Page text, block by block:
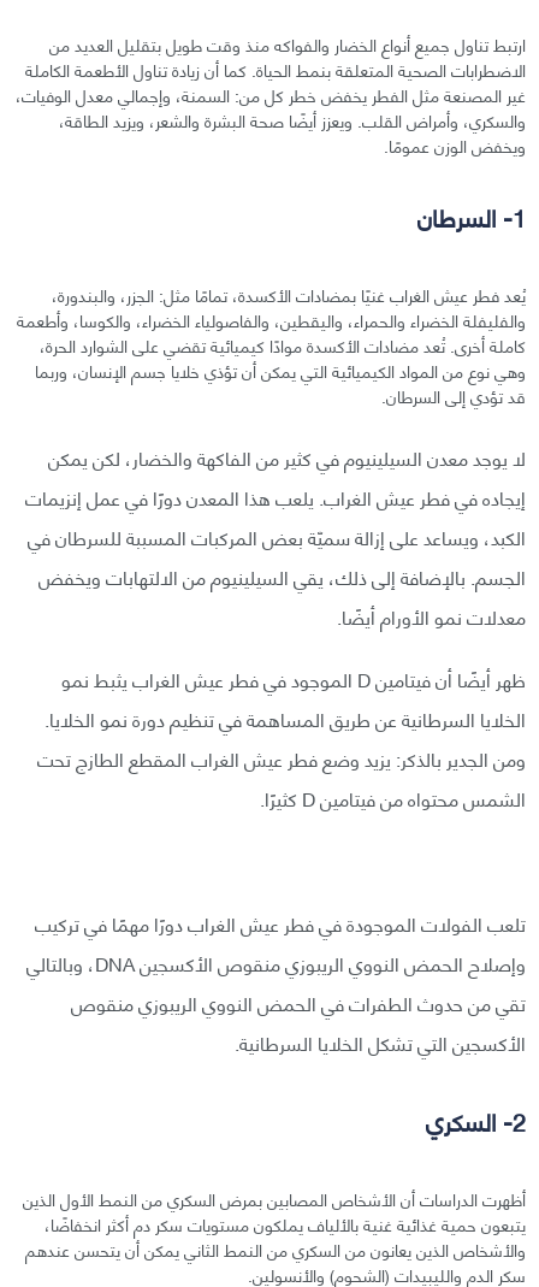
ارتبط تناول جميع أنواع الخضار والفواكه منذ وقت طويل بتقليل العديد من
الاضطرابات الصحية المتعلقة بنمط الحياة. كما أن زيادة تناول الأطعمة الكاملة
غير المصنعة مثل الفطر يخفض خطر كل من: السمنة، وإجمالي معدل الوفيات،
والسكري، وأمراض القلب. ويعزز أيضًا صحة البشرة والشعر، ويزيد الطاقة،
ويخفض الوزن عمومًا.
1- السرطان
يُعد فطر عيش الغراب غنيًا بمضادات الأكسدة، تمامًا مثل: الجزر، والبندورة،
والفليفلة الخضراء والحمراء، واليقطين، والفاصولياء الخضراء، والكوسا، وأطعمة
كاملة أخرى. تُعد مضادات الأكسدة موادًا كيميائية تقضي على الشوارد الحرة،
وهي نوع من المواد الكيميائية التي يمكن أن تؤذي خلايا جسم الإنسان، وربما
قد تؤدي إلى السرطان.
لا يوجد معدن السيلينيوم في كثير من الفاكهة والخضار، لكن يمكن
إيجاده في فطر عيش الغراب. يلعب هذا المعدن دورًا في عمل إنزيمات
الكبد، ويساعد على إزالة سميّة بعض المركبات المسببة للسرطان في
الجسم. بالإضافة إلى ذلك، يقي السيلينيوم من الالتهابات ويخفض
معدلات نمو الأورام أيضًا.
ظهر أيضًا أن فيتامين D الموجود في فطر عيش الغراب يثبط نمو
الخلايا السرطانية عن طريق المساهمة في تنظيم دورة نمو الخلايا.
ومن الجدير بالذكر: يزيد وضع فطر عيش الغراب المقطع الطازج تحت
الشمس محتواه من فيتامين D كثيرًا.
تلعب الفولات الموجودة في فطر عيش الغراب دورًا مهمًا في تركيب
وإصلاح الحمض النووي الريبوزي منقوص الأكسجين DNA، وبالتالي
تقي من حدوث الطفرات في الحمض النووي الريبوزي منقوص
الأكسجين التي تشكل الخلايا السرطانية.
2- السكري
أظهرت الدراسات أن الأشخاص المصابين بمرض السكري من النمط الأول الذين
يتبعون حمية غذائية غنية بالألياف يملكون مستويات سكر دم أكثر انخفاضًا،
والأشخاص الذين يعانون من السكري من النمط الثاني يمكن أن يتحسن عندهم
سكر الدم والليبيدات (الشحوم) والأنسولين.